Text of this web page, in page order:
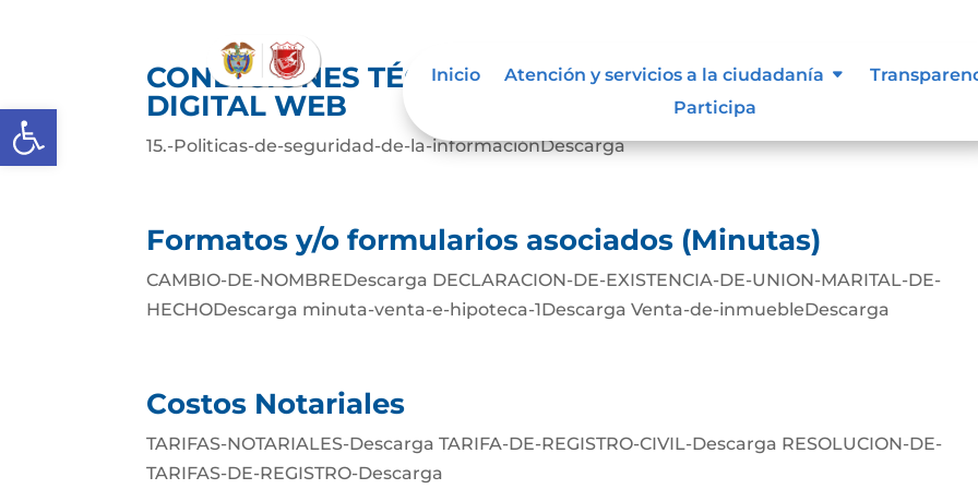
Abrir barra de herramientas
Inicio Atención y servicios a la ciudadanía
Participa
CONDICIONES TÉCNICAS MÍNIMAS Y DE SEGURIDAD
DIGITAL WEB
15.-Politicas-de-seguridad-de-la-informaciónDescarga
Formatos y/o formularios asociados (Minutas)
CAMBIO-DE-NOMBREDescarga DECLARACION-DE-EXISTENCIA-DE-UNION-MARITAL-DE-
HECHODescarga minuta-venta-e-hipoteca-1Descarga Venta-de-inmuebleDescarga
Costos Notariales
TARIFAS-NOTARIALES-Descarga TARIFA-DE-REGISTRO-CIVIL-Descarga RESOLUCION-DE-
TARIFAS-DE-REGISTRO-Descarga